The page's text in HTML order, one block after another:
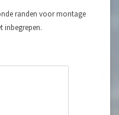
randen voor montage
inbegrepen.